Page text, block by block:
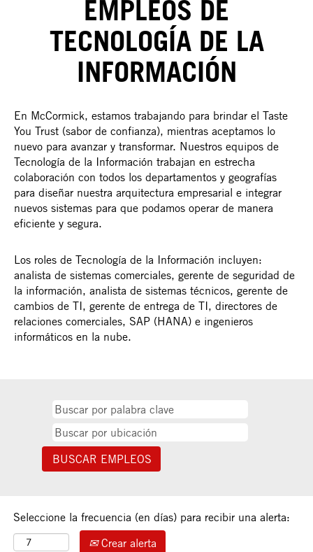
EMPLEOS DE
TECNOLOGÍA DE LA
INFORMACIÓN
En McCormick, estamos trabajando para brindar el Taste
You Trust (sabor de confianza), mientras aceptamos lo
nuevo para avanzar y transformar. Nuestros equipos de
Tecnología de la Información trabajan en estrecha
colaboración con todos los departamentos y geografías
para diseñar nuestra arquitectura empresarial e integrar
nuevos sistemas para que podamos operar de manera
eficiente y segura.
Los roles de Tecnología de la Información incluyen:
analista de sistemas comerciales, gerente de seguridad de
la información, analista de sistemas técnicos, gerente de
cambios de TI, gerente de entrega de TI, directores de
relaciones comerciales, SAP (HANA) e ingenieros
informáticos en la nube.
Seleccione la frecuencia (en días) para recibir una alerta:
Crear alerta